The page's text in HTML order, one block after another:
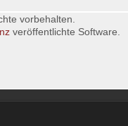
vorbehalten.
veröffentlichte Software.